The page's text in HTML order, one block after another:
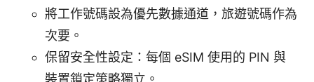
將工作號碼設為優先數據通道，旅遊號碼作為
次要。
保留安全性設定：每個 eSIM 使用的 PIN 與
裝置鎖定策略獨立。